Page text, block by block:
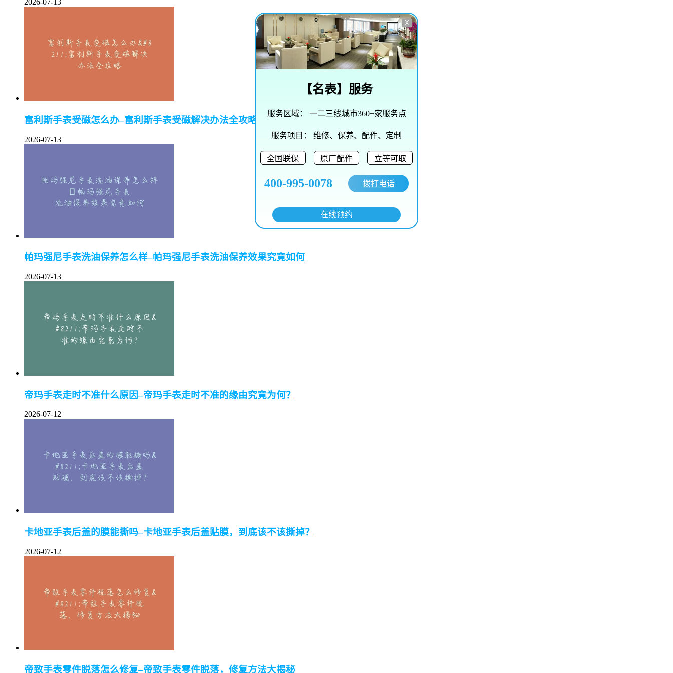
2026-07-13
富利斯手表受磁怎么办–富利斯手表受磁解决办法全攻略
2026-07-13
帕玛强尼手表洗油保养怎么样–帕玛强尼手表洗油保养效果究竟如何
2026-07-13
帝玛手表走时不准什么原因–帝玛手表走时不准的缘由究竟为何？
2026-07-12
卡地亚手表后盖的膜能撕吗–卡地亚手表后盖贴膜，到底该不该撕掉？
2026-07-12
帝致手表零件脱落怎么修复–帝致手表零件脱落，修复方法大揭秘
X
【名表】服务
服务区域： 一二三线城市360+家服务点
服务项目： 维修、保养、配件、定制
全国联保 原厂配件 立等可取
400-995-0078 拨打电话
在线预约